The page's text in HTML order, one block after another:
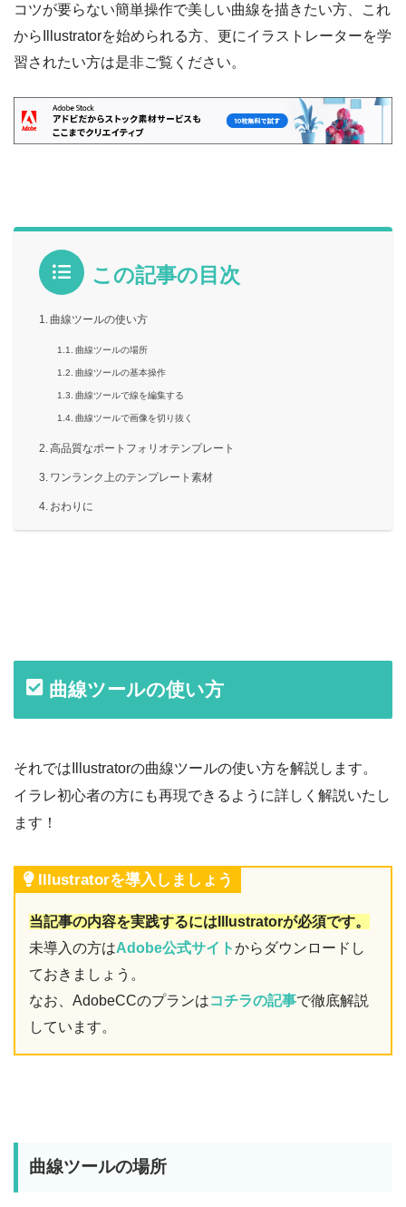
コツが要らない簡単操作で美しい曲線を描きたい方、これ
からIllustratorを始められる方、更にイラストレーターを学
習されたい方は是非ご覧ください。
この記事の目次
曲線ツールの使い方
曲線ツールの場所
曲線ツールの基本操作
曲線ツールで線を編集する
曲線ツールで画像を切り抜く
高品質なポートフォリオテンプレート
ワンランク上のテンプレート素材
おわりに
曲線ツールの使い方
それではIllustratorの曲線ツールの使い方を解説します。
イラレ初心者の方にも再現できるように詳しく解説いたし
ます！
Illustratorを導入しましょう
当記事の内容を実践するにはIllustratorが必須です。
未導入の方はAdobe公式サイトからダウンロードし
ておきましょう。
なお、AdobeCCのプランはコチラの記事で徹底解説
しています。
曲線ツールの場所